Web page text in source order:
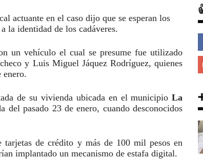
actuante en el caso dijo que se esperan los
la identidad de los cadáveres.
un vehículo el cual se presume fue utilizado
y Luis Miguel Jáquez Rodríguez, quienes
enero.
de su vivienda ubicada en el municipioLa
pasado 23 de enero, cuando desconocidos
de crédito y más de 100 mil pesos en
implantado un mecanismo de estafa digital.